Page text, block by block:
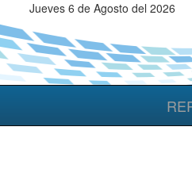
Jueves 6 de Agosto del 2026